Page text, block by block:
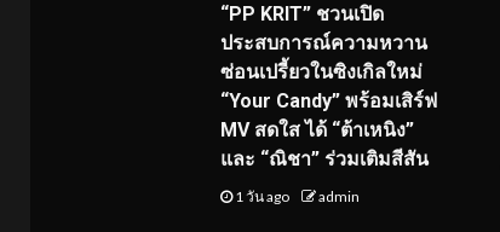
“PP KRIT” ชวนเปิด
ประสบการณ์ความหวาน
ซ่อนเปรี้ยวในซิงเกิลใหม่
“Your Candy” พร้อมเสิร์ฟ
MV สดใส ได้ “ต้าเหนิง”
และ “ณิชา” ร่วมเติมสีสัน
1 วัน ago admin